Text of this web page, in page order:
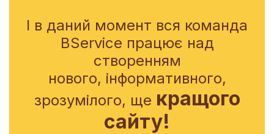
І в даний момент вся команда
BService працює над
створенням
нового, інформативного,
зрозумілого, ще кращого
сайту!